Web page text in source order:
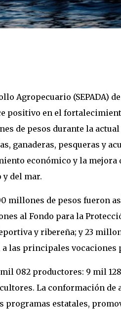
Agropecuario (SEPADA)
positivo en el
de pesos durante la
ganaderas, pesqueras y
económico y la mejora
y del mar.
millones de pesos fueron
al Fondo para la
y ribereña; y 23
las principales vocaciones
082 productores: 9 mil
La conformación de
programas estatales,